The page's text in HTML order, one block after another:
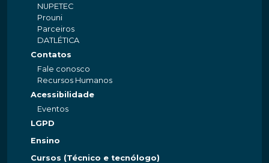
NUPETEC
Prouni
Parceiros
DATLÉTICA
Contatos
Fale conosco
Recursos Humanos
Acessibilidade
Eventos
LGPD
Ensino
Cursos (Técnico e tecnólogo)